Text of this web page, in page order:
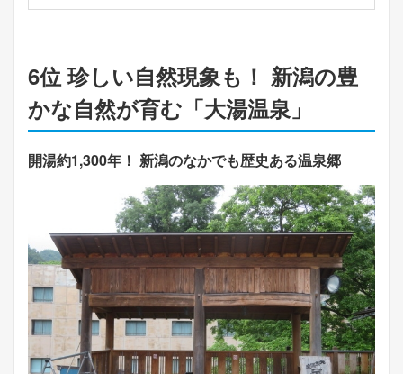
6位 珍しい自然現象も！ 新潟の豊
かな自然が育む「大湯温泉」
開湯約1,300年！ 新潟のなかでも歴史ある温泉郷